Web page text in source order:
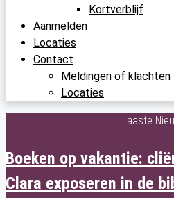
Kortverblijf
Aanmelden
Locaties
Contact
Meldingen of klachten
Locaties
Laaste
Boeken op vakantie:
Clara exposeren in de